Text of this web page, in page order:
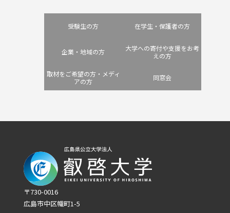
受験生の方 在学生・保護者の方
企業・地域の方
大学への寄付や支援をお考
えの方
取材をご希望の方・メディ
アの方
同窓会
〒730-0016
広島市中区幟町1-5